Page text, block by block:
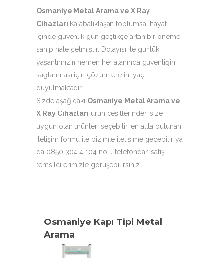
Osmaniye Metal Arama ve X Ray
Cihazları ,Kalabalıklaşan toplumsal hayat
içinde güvenlik gün geçtikçe artan bir öneme
sahip hale gelmiştir. Dolayısı ile günlük
yaşantımızın hemen her alanında güvenliğin
sağlanması için çözümlere ihtiyaç
duyulmaktadır.
Sizde aşağıdaki Osmaniye Metal Arama ve
X Ray Cihazları ürün çeşitlerinden size
uygun olan ürünleri seçebilir, en altta bulunan
iletişim formu ile bizimle iletişime geçebilir ya
da 0850 304 4 104 nolu telefondan satış
temsilcilerimizle görüşebilirsiniz.
Osmaniye Kapı Tipi Metal
Arama